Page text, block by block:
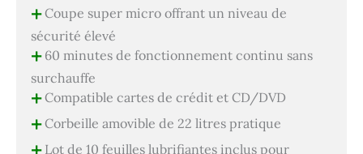
+Coupe super micro offrant un niveau de
sécurité élevé
+60 minutes de fonctionnement continu sans
surchauffe
+Compatible cartes de crédit et CD/DVD
+Corbeille amovible de 22 litres pratique
Lot de 10 feuilles lubrifiantes inclus pour